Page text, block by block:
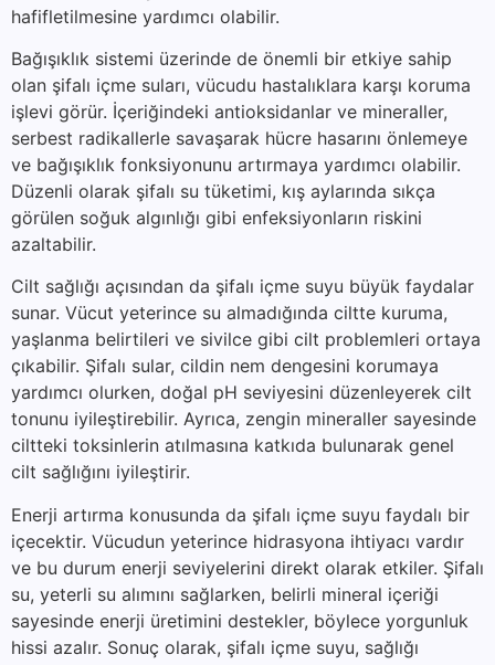
hafifletilmesine yardımcı olabilir.
Bağışıklık sistemi üzerinde de önemli bir etkiye sahip
olan şifalı içme suları, vücudu hastalıklara karşı koruma
işlevi görür. İçeriğindeki antioksidanlar ve mineraller,
serbest radikallerle savaşarak hücre hasarını önlemeye
ve bağışıklık fonksiyonunu artırmaya yardımcı olabilir.
Düzenli olarak şifalı su tüketimi, kış aylarında sıkça
görülen soğuk algınlığı gibi enfeksiyonların riskini
azaltabilir.
Cilt sağlığı açısından da şifalı içme suyu büyük faydalar
sunar. Vücut yeterince su almadığında ciltte kuruma,
yaşlanma belirtileri ve sivilce gibi cilt problemleri ortaya
çıkabilir. Şifalı sular, cildin nem dengesini korumaya
yardımcı olurken, doğal pH seviyesini düzenleyerek cilt
tonunu iyileştirebilir. Ayrıca, zengin mineraller sayesinde
ciltteki toksinlerin atılmasına katkıda bulunarak genel
cilt sağlığını iyileştirir.
Enerji artırma konusunda da şifalı içme suyu faydalı bir
içecektir. Vücudun yeterince hidrasyona ihtiyacı vardır
ve bu durum enerji seviyelerini direkt olarak etkiler. Şifalı
su, yeterli su alımını sağlarken, belirli mineral içeriği
sayesinde enerji üretimini destekler, böylece yorgunluk
hissi azalır. Sonuç olarak, şifalı içme suyu, sağlığı